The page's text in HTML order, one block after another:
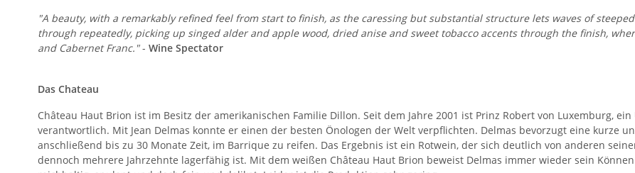
"A beauty, with a remarkably refined feel from start to finish, as the caressing but substantial structure lets waves of
through repeatedly, picking up singed alder and apple wood, dried anise and sweet tobacco accents through the finish,
and Cabernet Franc."-Wine Spectator
Das Chateau
Château Haut Brion ist im Besitz der amerikanischen Familie Dillon. Seit dem Jahre 2001 ist Prinz Robert von Luxemburg,
verantwortlich. Mit Jean Delmas konnte er einen der besten Önologen der Welt verpflichten. Delmas bevorzugt eine kurze
anschließend bis zu 30 Monate Zeit, im Barrique zu reifen. Das Ergebnis ist ein Rotwein, der sich deutlich von anderen
dennoch mehrere Jahrzehnte lagerfähig ist. Mit dem weißen Château Haut Brion beweist Delmas immer wieder sein